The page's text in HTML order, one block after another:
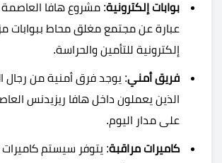
بوابات إلكترونية: مشروع هافا العاصمة
عبارة عن مجتمع مغلق محاط ببوابات
إلكترونية للتأمين والحراسة.
فريق أمني: يوجد فرق أمنية من رجال
الذين يعملون داخل هافا ريزيدنس
على مدار اليوم.
كاميرات مراقبة: يتوفر سيستم